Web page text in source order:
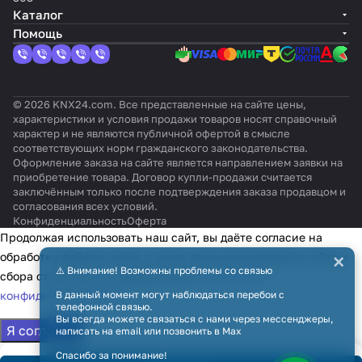
Каталог
Помощь
© 2026 KNX24.com. Все представленные на сайте цены,
характеристики и условия продажи товаров носят справочный
характер и не являются публичной офертой в смысле
соответствующих норм гражданского законодательства.
Оформление заказа на сайте является направлением заявки на
приобретение товара. Договор купли-продажи считается
заключённым только после подтверждения заказа продавцом и
согласования всех условий.
КонфиденциальностьОферта
⚠️ Внимание! Возможны проблемы со связью
В данный момент могут наблюдаться перебои с
телефонной связью.
Вы всегда можете связаться с нами через мессенджеры,
написать на email или позвонить в Max
Спасибо за понимание!
×
Продолжая использовать наш сайт, вы даёте согласие на
обработку файлов cookie в целях функционирования сайта и
сбора статистики в соответствии сполитикой
конфиденциальности
Я согласен